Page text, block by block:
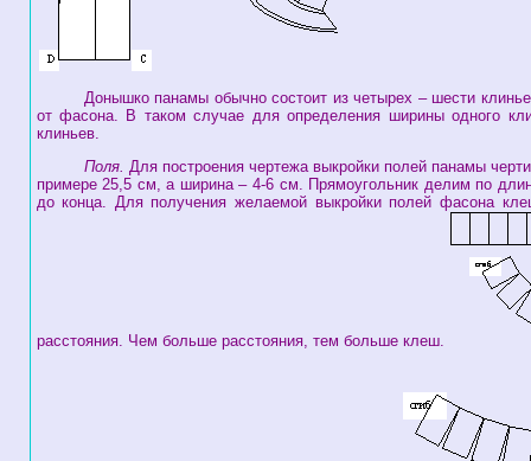
Донышко панамы обычно состоит из четырех – шести
от фасона. В таком случае для определения ширины одного
клиньев.
Поля. Для построения чертежа выкройки полей панамы
примере 25,5 см, а ширина – 4-6 см. Прямоугольник делим по
до конца. Для получения желаемой выкройки полей фасона
расстояния. Чем больше расстояния, тем больше клеш.